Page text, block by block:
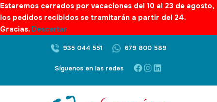
Estaremos cerrados por vacaciones del 10 al 23 de agosto,
los pedidos recibidos se tramitarán a partir del 24.
Gracias. Descartar
935 044 551 679 800 589
Síguenos en las redes